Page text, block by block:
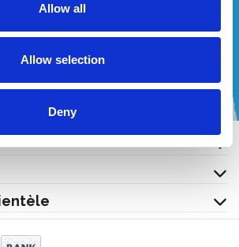
Allow all
Allow selection
Deny